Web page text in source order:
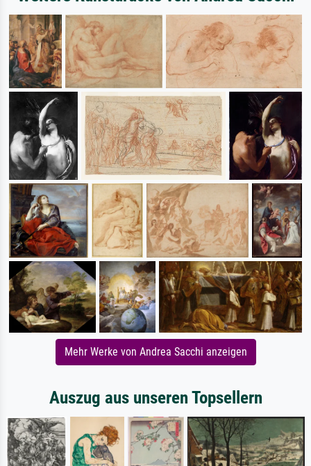
Mehr Werke von Andrea Sacchi anzeigen
Auszug aus unseren Topsellern